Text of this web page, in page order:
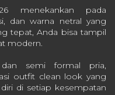
menekankan pada
dan warna netral yang
tepat, Anda bisa tampil
modern.
semi formal pria,
outfit clean look yang
di setiap kesempatan